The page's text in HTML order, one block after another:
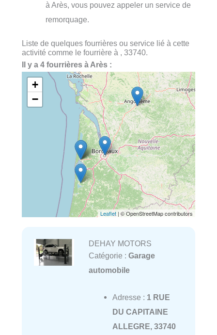
à Arès, vous pouvez appeler un service de
remorquage.
Liste de quelques fourrières ou service lié à cette
activité comme le fourrière à , 33740.
Il y a 4 fourrières à Arès :
+
−
Leaflet | © OpenStreetMap contributors
DEHAY MOTORS
Catégorie : Garage
automobile
Adresse : 1 RUE
DU CAPITAINE
ALLEGRE, 33740